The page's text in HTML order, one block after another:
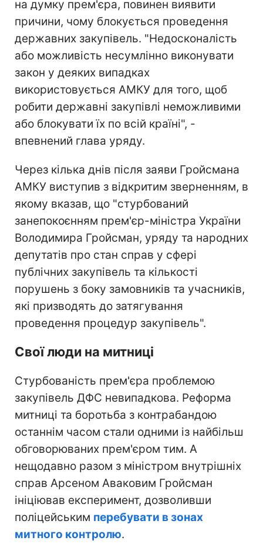
на думку прем'єра, повинен виявити
причини, чому блокується проведення
державних закупівель. "Недосконалість
або можливість несумлінно виконувати
закон у деяких випадках
використовується АМКУ для того, щоб
робити державні закупівлі неможливими
або блокувати їх по всій країні", -
впевнений глава уряду.
Через кілька днів після заяви Гройсмана
АМКУ виступив з відкритим зверненням, в
якому вказав, що "стурбований
занепокоєнням прем'єр-міністра України
Володимира Гройсман, уряду та народних
депутатів про стан справ у сфері
публічних закупівель та кількості
порушень з боку замовників та учасників,
які призводять до затягування
проведення процедур закупівель".
Свої люди на митниці
Стурбованість прем'єра проблемою
закупівель ДФС невипадкова. Реформа
митниці та боротьба з контрабандою
останнім часом стали одними із найбільш
обговорюваних прем'єром тим. А
нещодавно разом з міністром внутрішніх
справ Арсеном Аваковим Гройсман
ініціював експеримент, дозволивши
поліцейським перебувати в зонах
митного контролю.